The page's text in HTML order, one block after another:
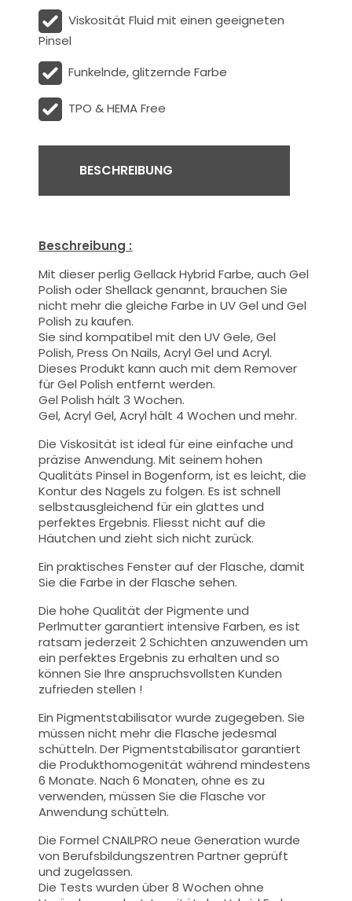
ViskositätFluid mit einen geeigneten
Pinsel
Funkelnde, glitzernde Farbe
TPO & HEMA Free
BESCHREIBUNG
Beschreibung :
Mit dieserperlig Gellack Hybrid Farbe, auch Gel
Polish oder Shellack genannt, brauchen Sie
nicht mehr die gleiche Farbe in UV Gel und Gel
Polish zu kaufen.
Sie sind kompatibel mit den UV Gele, Gel
Polish, Press On Nails, Acryl Gel und Acryl.
Dieses Produkt kann auch mit dem Remover
für Gel Polish entfernt werden.
Gel Polish hält 3 Wochen.
Gel, Acryl Gel, Acryl hält 4 Wochen und mehr.
Die Viskosität ist ideal für eine einfache und
präzise Anwendung.Mit seinem hohen
QualitätsPinsel in Bogenform, ist es leicht, die
Kontur des Nagels zu folgen. Es ist schnell
selbstausgleichend für ein glattes und
perfektes Ergebnis. Fliesst nicht auf die
Häutchen und zieht sich nicht zurück.
Ein praktisches Fenster auf der Flasche, damit
Sie die Farbe in der Flasche sehen.
Die hohe Qualität derPigmente und
Perlmutter garantiert intensive Farben, es ist
ratsam jederzeit 2 Schichten anzuwenden um
ein perfektes Ergebnis zu erhalten und so
können Sie Ihre anspruchsvollsten Kunden
zufrieden stellen !
Ein Pigmentstabilisator wurde zugegeben. Sie
müssen nicht mehr die Flasche jedesmal
schütteln. Der Pigmentstabilisator garantiert
die Produkthomogenität während mindestens
6 Monate. Nach 6 Monaten, ohne es zu
verwenden, müssen Sie die Flasche vor
Anwendung schütteln.
Die Formel CNAILPRO neue Generation wurde
von Berufsbildungszentren Partner geprüft
und zugelassen.
Die Tests wurden über 8 Wochen ohne